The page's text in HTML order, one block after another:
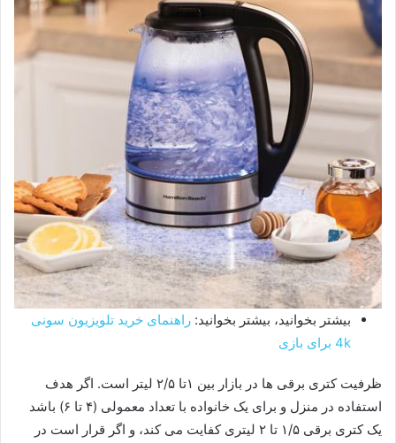
بیشتر بخوانید، بیشتر بخوانید: راهنمای خرید تلویزیون سونی
4k برای بازی
ظرفیت کتری برقی ها در بازار بین ۱تا ۲/۵ لیتر است. اگر هدف
استفاده در منزل و برای یک خانواده با تعداد معمولی (۴ تا ۶) باشد
یک کتری برقی ۱/۵ تا ۲ لیتری کفایت می کند، و اگر قرار است در